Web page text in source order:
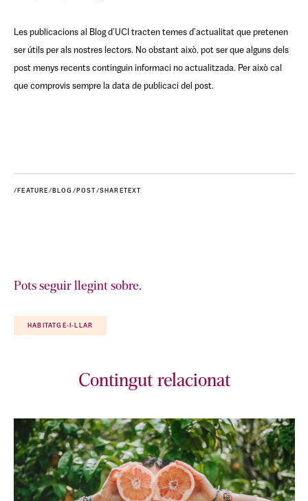
Les publicacions al Blog d'UCI tracten temes d'actualitat que pretenen
ser útils per als nostres lectors. No obstant això, pot ser que alguns dels
post menys recents continguin informaci no actualitzada. Per això cal
que comprovis sempre la data de publicaci del post.
/FEATURE/BLOG/POST/SHARETEXT
Pots seguir llegint sobre.
HABITATGE-I-LLAR
Contingut relacionat